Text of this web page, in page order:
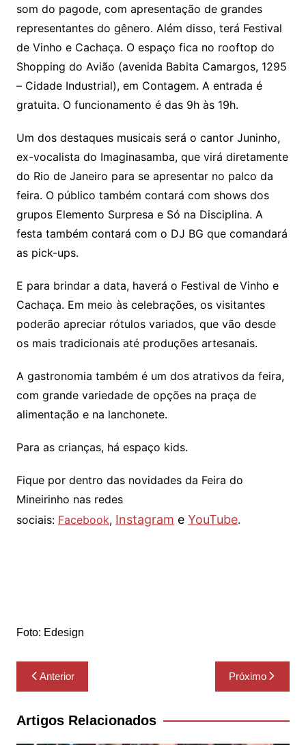
som do pagode, com apresentação de grandes
representantes do gênero. Além disso, terá Festival
de Vinho e Cachaça. O espaço fica no rooftop do
Shopping do Avião (avenida Babita Camargos, 1295
– Cidade Industrial), em Contagem. A entrada é
gratuita. O funcionamento é das 9h às 19h.
Um dos destaques musicais será o cantor Juninho,
ex-vocalista do Imaginasamba, que virá diretamente
do Rio de Janeiro para se apresentar no palco da
feira. O público também contará com shows dos
grupos Elemento Surpresa e Só na Disciplina. A
festa também contará com o DJ BG que comandará
as pick-ups.
E para brindar a data, haverá o Festival de Vinho e
Cachaça. Em meio às celebrações, os visitantes
poderão apreciar rótulos variados, que vão desde
os mais tradicionais até produções artesanais.
A gastronomia também é um dos atrativos da feira,
com grande variedade de opções na praça de
alimentação e na lanchonete.
Para as crianças, há espaço kids.
Fique por dentro das novidades da Feira do
Mineirinho nas redes
sociais: Facebook, Instagram e YouTube.
Foto: Edesign
Navegação
de
Post
Anterior Próximo
Artigos Relacionados